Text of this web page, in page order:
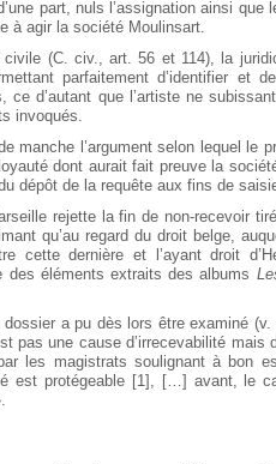
part, nuls l’assignation ainsi que
à agir la société Moulinsart.
(C. civ., art. 56 et 114), la
parfaitement d’identifier et
d’autant que l’artiste ne
invoqués.
manche l’argument selon lequel le
dont aurait fait preuve la
dépôt de la requête aux fins de
rejette la fin de non-recevoir
qu’au regard du droit belge,
cette dernière et l’ayant droit
des éléments extraits des albums
a pu dès lors être examiné
pas une cause d’irrecevabilité mais
les magistrats soulignant à bon
est protégeable [1], […] avant, le